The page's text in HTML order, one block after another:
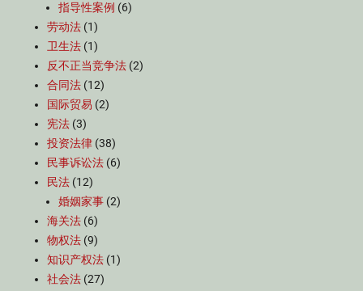
指导性案例 (6)
劳动法 (1)
卫生法 (1)
反不正当竞争法 (2)
合同法 (12)
国际贸易 (2)
宪法 (3)
投资法律 (38)
民事诉讼法 (6)
民法 (12)
婚姻家事 (2)
海关法 (6)
物权法 (9)
知识产权法 (1)
社会法 (27)